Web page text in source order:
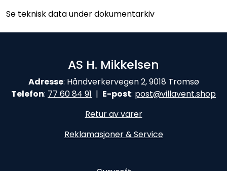
Se teknisk data under dokumentarkiv
AS H. Mikkelsen
Adresse: Håndverkervegen 2, 9018 Tromsø
Telefon: 77 60 84 91 | E-post: post@villavent.shop
Retur av varer
Reklamasjoner & Service